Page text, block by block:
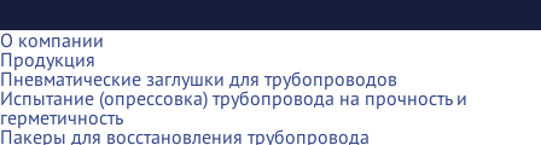
О компании
Продукция
Пневматические заглушки для трубопроводов
Испытание (опрессовка) трубопровода на прочность и
герметичность
Пакеры для восстановления трубопровода